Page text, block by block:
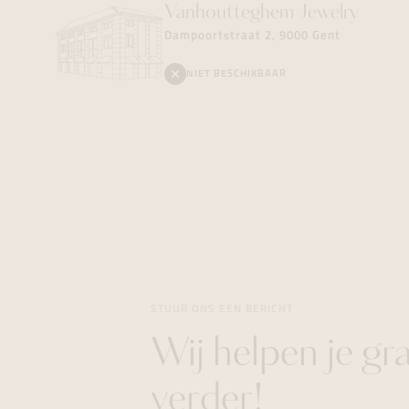
Vanhoutteghem Jewelry
Dampoortstraat 2, 9000 Gent
NIET BESCHIKBAAR
Wij helpen je